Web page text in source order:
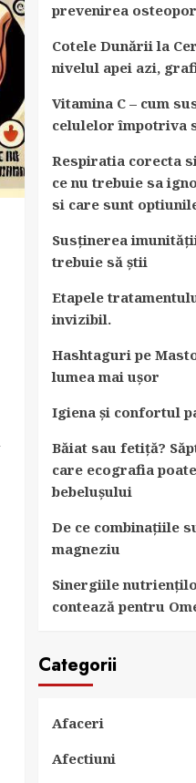
prevenirea
Cotele Dunării la
nivelul apei azi,
Vitamina C – cum
celulelor împotriva
Respiratia corecta
ce nu trebuie sa
si care sunt
Susținerea
trebuie să știi
Etapele
invizibil.
Hashtaguri pe
lumea mai ușor
Igiena și confortul
Băiat sau fetiță?
care ecografia
bebelușului
De ce combinațiile
magneziu
Sinergiile
contează pentru
Categorii
Afaceri
Afectiuni